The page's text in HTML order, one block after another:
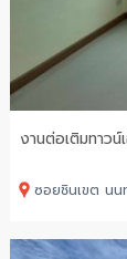
งานต่อเติมทาว
ซอยชินเขต นน